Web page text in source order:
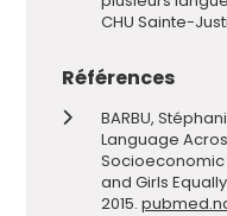
CHU Sainte-
Références
BARBU,
Language
Socioeconomic
and Girls Equally
2015.